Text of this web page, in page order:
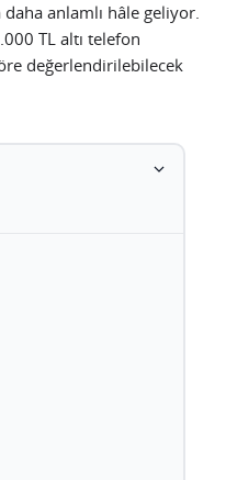
anlamlı hâle geliyor.
TL altı telefon
değerlendirilebilecek